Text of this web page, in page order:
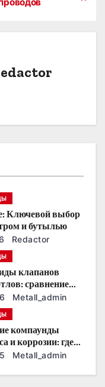
Ключевой выбор
и бутылью
Redactor
клапанов
сравнение
Metall_admin
компаунды
и коррозии: где
эффективнее
Metall_admin